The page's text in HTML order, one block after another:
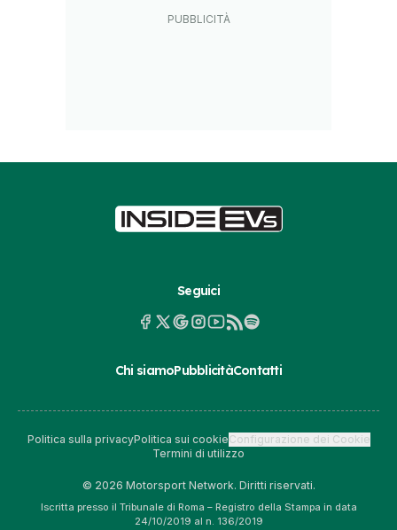
Seguici
Chi siamoPubblicitàContatti
Politica sulla privacyPolitica sui cookieConfigurazione dei Cookie
Termini di utilizzo
© 2026 Motorsport Network. Diritti riservati.
Iscritta presso il Tribunale di Roma – Registro della Stampa in data
24/10/2019 al n. 136/2019